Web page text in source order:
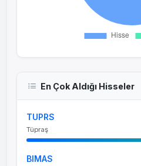
En Çok Aldığı Hisseler
TUPRS
Tüpraş
BIMAS